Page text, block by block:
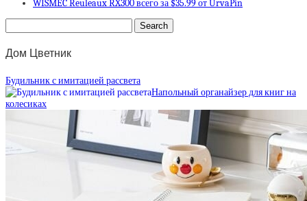
WISMEC Reuleaux RX300 всего за $35.99 от UrvaPin
Дом Цветник
Будильник с имитацией рассвета
Напольный органайзер для книг на
колесиках